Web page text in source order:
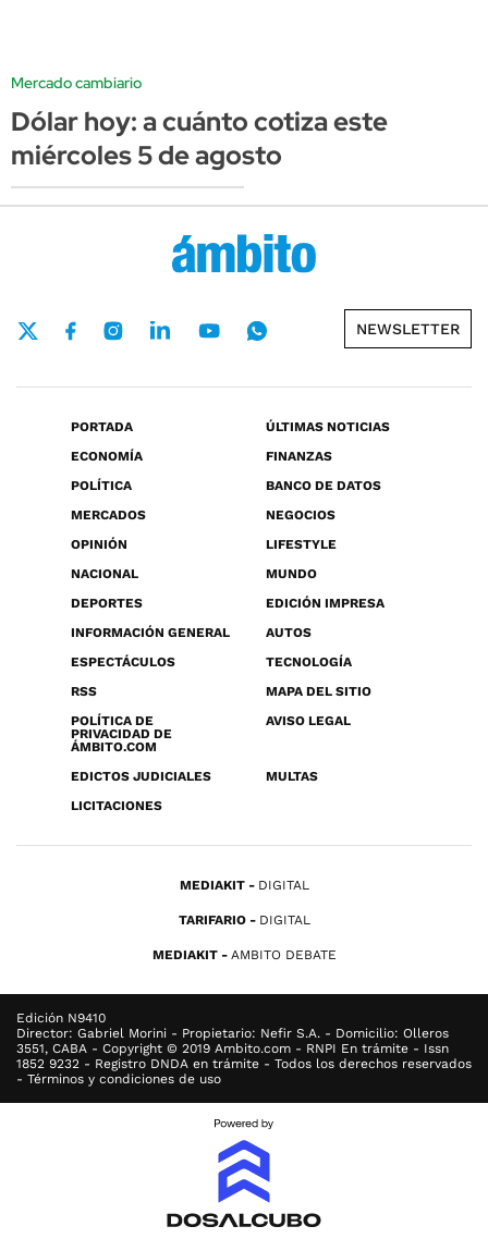
Mercado cambiario
Dólar hoy: a cuánto cotiza este
miércoles 5 de agosto
NEWSLETTER
PORTADA
ÚLTIMAS NOTICIAS
ECONOMÍA
FINANZAS
POLÍTICA
BANCO DE DATOS
MERCADOS
NEGOCIOS
OPINIÓN
LIFESTYLE
NACIONAL
MUNDO
DEPORTES
EDICIÓN IMPRESA
INFORMACIÓN GENERAL
AUTOS
ESPECTÁCULOS
TECNOLOGÍA
RSS
MAPA DEL SITIO
POLÍTICA DE
PRIVACIDAD DE
ÁMBITO.COM
AVISO LEGAL
EDICTOS JUDICIALES
MULTAS
LICITACIONES
MEDIAKIT DIGITAL
TARIFARIO DIGITAL
MEDIAKIT AMBITO DEBATE
Edición N9410
Director: Gabriel Morini - Propietario: Nefir S.A. - Domicilio: Olleros
3551, CABA - Copyright © 2019 Ambito.com - RNPI En trámite - Issn
1852 9232 - Registro DNDA en trámite - Todos los derechos reservados
- Términos y condiciones de uso